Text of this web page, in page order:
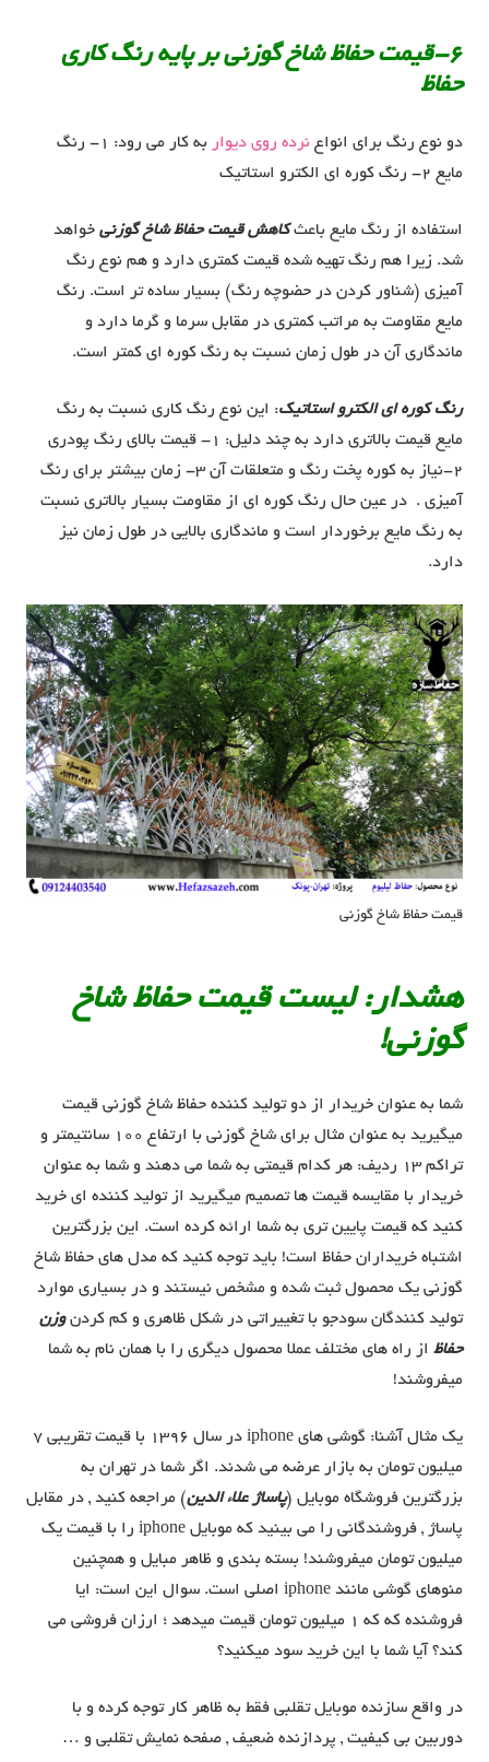
6-قیمت حفاظ شاخ گوزنی بر پایه رنگ کاری
حفاظ
دو نوع رنگ برای انواع نرده روی دیوار
به کار می رود: 1- رنگ
مایع 2- رنگ کوره ای الکترو استاتیک
استفاده از رنگ مایع باعثکاهش قیمت حفاظ شاخ گوزنی خواهد
شد. زیرا هم رنگ تهیه شده قیمت کمتری دارد و هم نوع رنگ
آمیزی (شناور کردن در حضوچه رنگ) بسیار ساده تر است. رنگ
مایع مقاومت به مراتب کمتری در مقابل سرما و گرما دارد و
ماندگاری آن در طول زمان نسبت به رنگ کوره ای کمتر است.
رنگ کوره ای الکترو استاتیک: این نوع رنگ کاری نسبت به رنگ
مایع قیمت بالاتری دارد به چند دلیل: 1- قیمت بالای رنگ پودری
2-نیاز به کوره پخت رنگ و متعلقات آن 3- زمان بیشتر برای رنگ
آمیزی . در عین حال رنگ کوره ای از مقاومت بسیار بالاتری نسبت
به رنگ مایع برخوردار است و ماندگاری بالایی در طول زمان نیز
دارد.
قیمت حفاظ شاخ گوزنی
هشدار: لیست قیمت حفاظ شاخ
گوزنی!
شما به عنوان خریدار از دو تولید کننده حفاظ شاخ گوزنی قیمت
میگیرید به عنوان مثال برای شاخ گوزنی با ارتفاع 100 سانتیمتر و
تراکم 13 ردیف: هر کدام قیمتی به شما می دهند و شما به عنوان
خریدار با مقایسه قیمت ها تصمیم میگیرید از تولید کننده ای خرید
کنید که قیمت پایین تری به شما ارائه کرده است. این بزرگترین
اشتباه خریداران حفاظ است! باید توجه کنید که مدل های حفاظ شاخ
گوزنی یک محصول ثبت شده و مشخص نیستند و در بسیاری موارد
تولید کنندگان سودجو با تغییراتی در شکل ظاهری و کم کردنوزن
حفاظ از راه های مختلف عملا محصول دیگری را با همان نام به شما
میفروشند!
یک مثال آشنا: گوشی های iphone در سال 1396 با قیمت تقریبی 7
میلیون تومان به بازار عرضه می شدند. اگر شما در تهران به
بزرگترین فروشگاه موبایل (پاساژ علاء الدین) مراجعه کنید , در مقابل
پاساژ , فروشندگانی را می بینید که موبایل iphone را با قیمت یک
میلیون تومان میفروشند! بسته بندی و ظاهر مبایل و همچنین
منوهای گوشی مانند iphone اصلی است. سوال این است: ایا
فروشنده که که 1 میلیون تومان قیمت میدهد ؛ ارزان فروشی می
کند؟ آیا شما با این خرید سود میکنید؟
در واقع سازنده موبایل تقلبی فقط به ظاهر کار توجه کرده و با
دوربین بی کیفیت , پردازنده ضعیف , صفحه نمایش تقلبی و …